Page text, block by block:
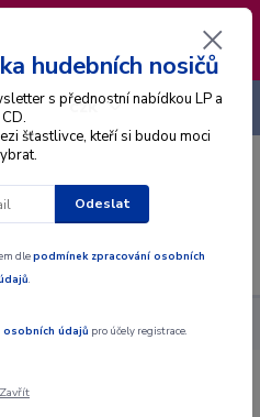
dovolenou. Datum
se posouvá na pátek
🐋
Menu
CZK
Now - CD
Now - CD
hudebních nosičů
s přednostní nabídkou LP a
CD.
šťastlivce, kteří si budou moci
Odeslat
dlepodmínek zpracování osobních
.
osobních údajů pro účely registrace.
Zavřít